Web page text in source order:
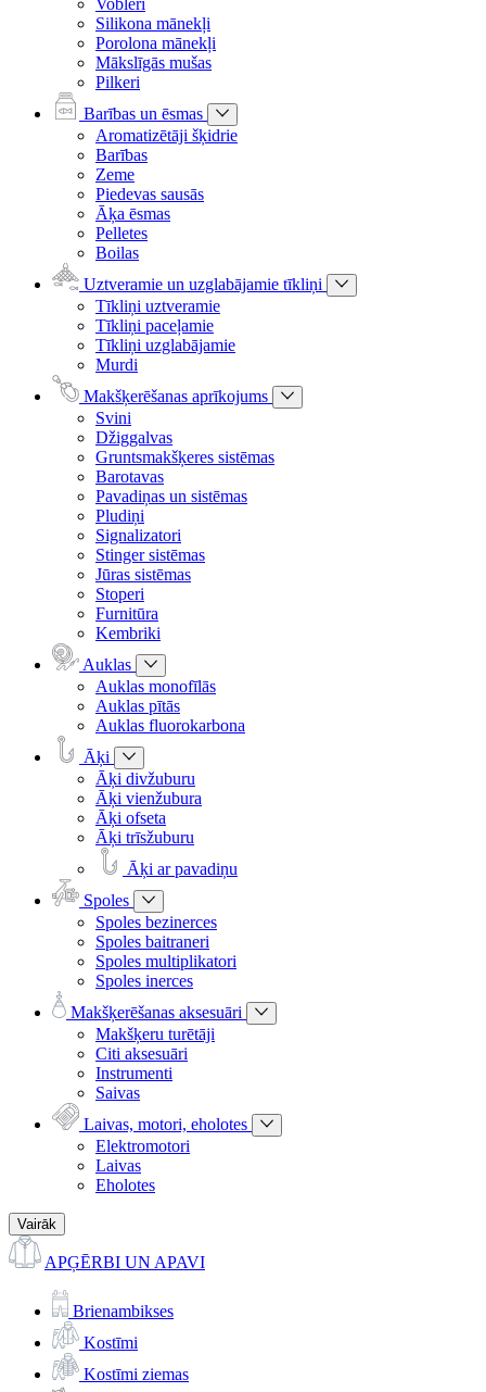
Vobleri
Silikona mānekļi
Porolona mānekļi
Mākslīgās mušas
Pilkeri
Barības un ēsmas
Aromatizētāji šķidrie
Barības
Zeme
Piedevas sausās
Āķa ēsmas
Pelletes
Boilas
Uztveramie un uzglabājamie tīkliņi
Tīkliņi uztveramie
Tīkliņi paceļamie
Tīkliņi uzglabājamie
Murdi
Makšķerēšanas aprīkojums
Svini
Džiggalvas
Gruntsmakšķeres sistēmas
Barotavas
Pavadiņas un sistēmas
Pludiņi
Signalizatori
Stinger sistēmas
Jūras sistēmas
Stoperi
Furnitūra
Kembriki
Auklas
Auklas monofīlās
Auklas pītās
Auklas fluorokarbona
Āķi
Āķi divžuburu
Āķi vienžubura
Āķi ofseta
Āķi trīsžuburu
Āķi ar pavadiņu
Spoles
Spoles bezinerces
Spoles baitraneri
Spoles multiplikatori
Spoles inerces
Makšķerēšanas aksesuāri
Makšķeru turētāji
Citi aksesuāri
Instrumenti
Saivas
Laivas, motori, eholotes
Elektromotori
Laivas
Eholotes
Vairāk
APĢĒRBI UN APAVI
Brienambikses
Kostīmi
Kostīmi ziemas